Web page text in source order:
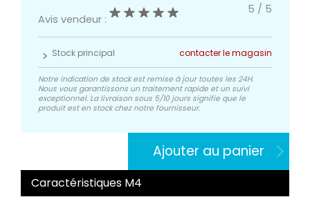
Avis vendeur :
5 / 5
Stock principal contacter le magasin
Notre indication de stock est remise à jour toutes les 24H.
Nous vous garantissons un traitement rapide et un suivi
exceptionnel. La livraison sous 5/10 jours signifie que le
produit est en stock chez notre fournisseur.
Ajouter au panier
Caractéristiques M4